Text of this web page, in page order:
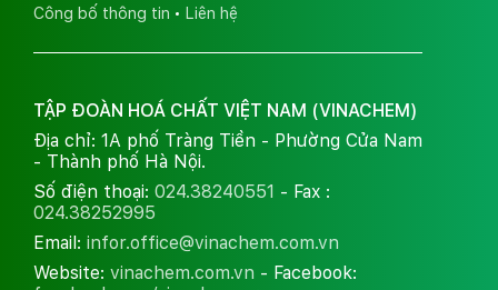
Công bố thông tin
Liên hệ
TẬP ĐOÀN HOÁ CHẤT VIỆT NAM (VINACHEM)
Địa chỉ: 1A phố Tràng Tiền - Phường Cửa Nam
- Thành phố Hà Nội.
Số điện thoại: 024.38240551 - Fax :
024.38252995
Email: infor.office@vinachem.com.vn
Website: vinachem.com.vn - Facebook: